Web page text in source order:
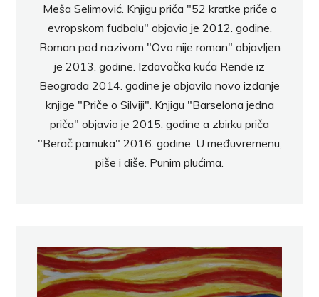
Meša Selimović. Knjigu priča "52 kratke priče o
evropskom fudbalu" objavio je 2012. godine.
Roman pod nazivom "Ovo nije roman" objavljen
je 2013. godine. Izdavačka kuća Rende iz
Beograda 2014. godine je objavila novo izdanje
knjige "Priče o Silviji". Knjigu "Barselona jedna
priča" objavio je 2015. godine a zbirku priča
"Berač pamuka" 2016. godine. U međuvremenu,
piše i diše. Punim plućima.